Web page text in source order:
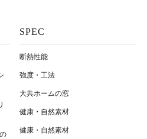
SPEC
断熱性能
強度・工法
大共ホームの窓
健康・自然素材
健康・自然素材